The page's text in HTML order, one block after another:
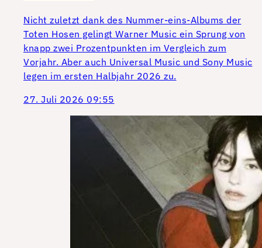
Nicht zuletzt dank des Nummer-eins-Albums der
Toten Hosen gelingt Warner Music ein Sprung von
knapp zwei Prozentpunkten im Vergleich zum
Vorjahr. Aber auch Universal Music und Sony Music
legen im ersten Halbjahr 2026 zu.
27. Juli 2026 09:55